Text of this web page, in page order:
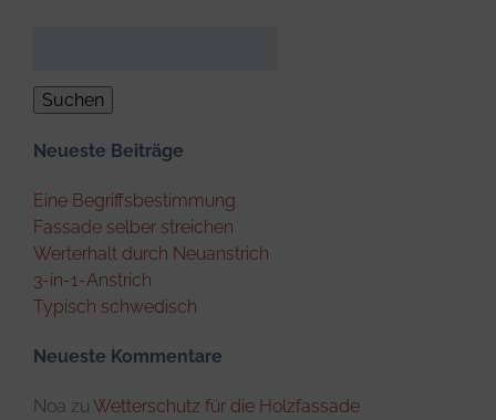
Neueste Beiträge
Eine Begriffsbestimmung
Fassade selber streichen
Werterhalt durch Neuanstrich
3-in-1-Anstrich
Typisch schwedisch
Neueste Kommentare
Noa zu Wetterschutz für die Holzfassade